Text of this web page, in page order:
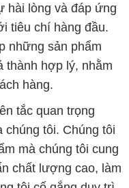
hài lòng và đáp ứng
tiêu chí hàng đầu.
những sản phẩm
thành hợp lý, nhằm
hàng.
tắc quan trọng
chúng tôi. Chúng tôi
mà chúng tôi cung
chất lượng cao, làm